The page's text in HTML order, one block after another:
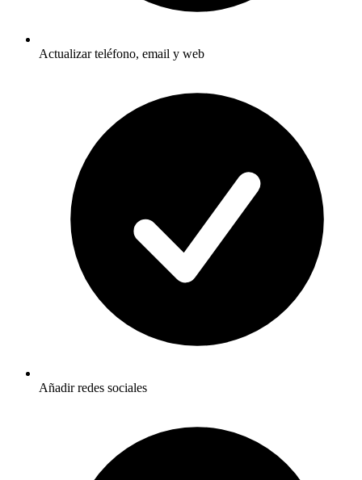
Actualizar teléfono, email y web
Añadir redes sociales